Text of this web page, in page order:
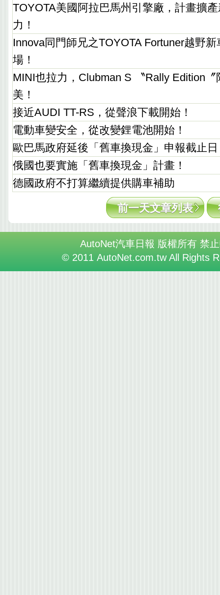
TOYOTA美國阿拉巴馬州引擎廠，計畫擴
力！
Innova同門師兄之TOYOTA Fortuner越野
場！
MINI也拉力，Clubman S 〝Rally Edition〞
美！
接近AUDI TT-RS，從聲浪下載開始！
電動車變安全，從改變鋰電池開始！
歐巴馬政府延後「舊車換現金」申報截止日
俄國也要實施「舊車換現金」計畫！
德國政府不打算繼續提供購車補助
前一天文章列表
AutoNet汽車日報 版權所有 禁
© 2011 AutoNet.com.tw All Rights